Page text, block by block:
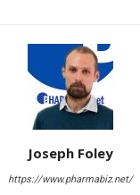
Joseph Foley
https://www.pharmabiz.net/